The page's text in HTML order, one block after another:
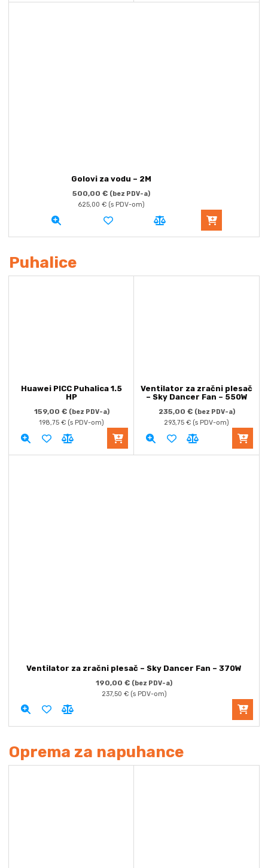
Golovi za vodu – 2M
500,00 € (bez PDV-a)
625,00 € (s PDV-om)
Puhalice
Huawei PICC Puhalica 1.5
HP
159,00 € (bez PDV-a)
198,75 € (s PDV-om)
Ventilator za zračni plesač
– Sky Dancer Fan – 550W
235,00 € (bez PDV-a)
293,75 € (s PDV-om)
Ventilator za zračni plesač – Sky Dancer Fan – 370W
190,00 € (bez PDV-a)
237,50 €(s PDV-om)
Oprema za napuhance